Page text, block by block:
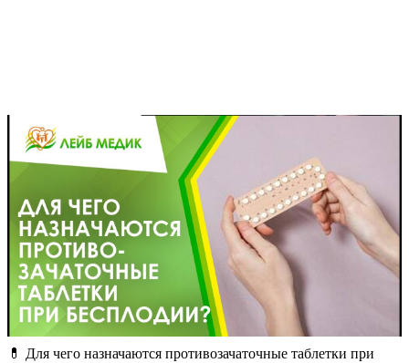
💊 Для чего назначаются противозачаточные таблетки при